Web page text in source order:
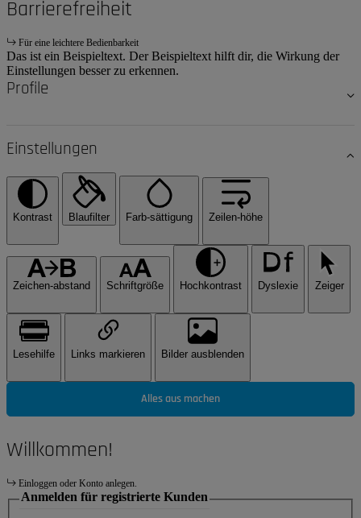
Barrierefreiheit
Für eine leichtere Bedienbarkeit
Das ist ein Beispieltext. Der Beispieltext hilft dir, die Wirkung der
Einstellungen besser zu erkennen.
Profile
Einstellungen
Kontrast Blaufilter Farb-sättigung Zeilen-höhe
Zeichen-abstand Schriftgröße Hochkontrast Dyslexie Zeiger
Lesehilfe Links markieren Bilder ausblenden
Alles aus machen
Willkommen!
Einloggen oder Konto anlegen.
Anmelden für registrierte Kunden